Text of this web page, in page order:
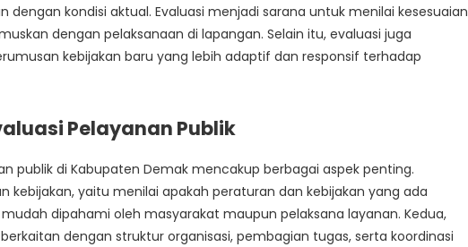
dengan kondisi aktual. Evaluasi menjadi sarana untuk menilai kesesuaian
dengan pelaksanaan di lapangan. Selain itu, evaluasi juga
kebijakan baru yang lebih adaptif dan responsif terhadap
Pelayanan Publik
publik di Kabupaten Demak mencakup berbagai aspek penting.
kebijakan, yaitu menilai apakah peraturan dan kebijakan yang ada
dipahami oleh masyarakat maupun pelaksana layanan. Kedua,
dengan struktur organisasi, pembagian tugas, serta koordinasi